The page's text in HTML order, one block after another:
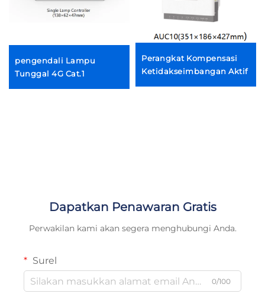
pengendali Lampu
Tunggal 4G Cat.1
Perangkat Kompensasi
Ketidakseimbangan Aktif
Dapatkan Penawaran Gratis
Perwakilan kami akan segera menghubungi Anda.
Surel
0/100